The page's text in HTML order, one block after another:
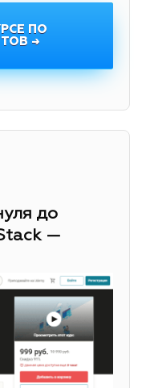
ПО
→
до
—